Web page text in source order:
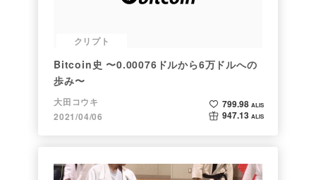
クリプト
Bitcoin史 〜0.00076ドルから6万ドルへの
歩み〜
大田コウキ
2021/04/06
799.98 ALIS
947.13 ALIS